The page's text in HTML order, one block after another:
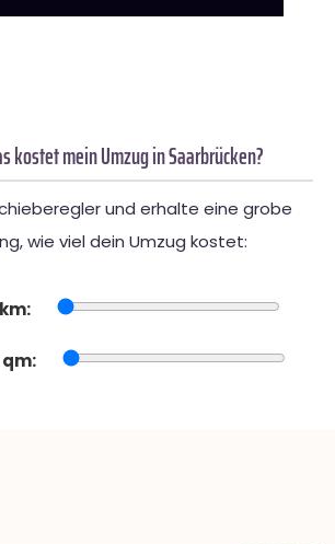
kostet mein Umzug in Saarbrücken?
und erhalte eine grobe
wie viel dein Umzug kostet: